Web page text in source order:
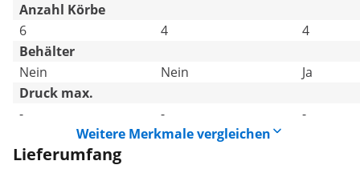
Anzahl Körbe
6
4
4
Behälter
Nein
Nein
Ja
Druck max.
-
-
-
Weitere Merkmale vergleichen
Lieferumfang